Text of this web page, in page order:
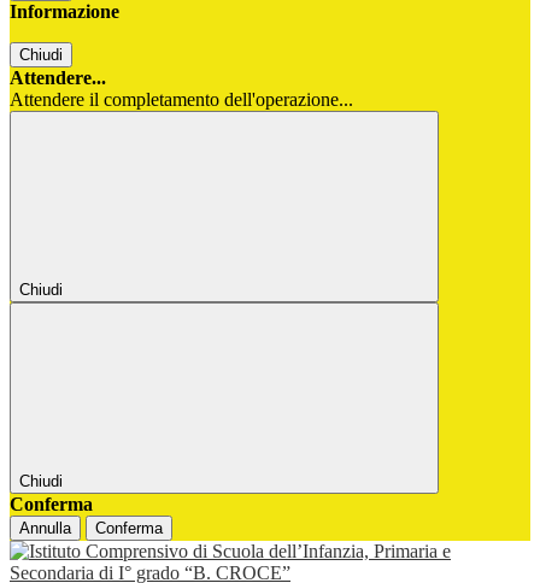
Informazione
Chiudi
Attendere...
Attendere il completamento dell'operazione...
Chiudi
Chiudi
Conferma
Annulla Conferma